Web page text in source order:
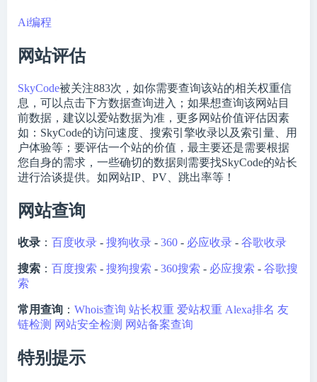
Ai编程
网站评估
SkyCode被关注883次，如你需要查询该站的相关权重信
息，可以点击下方数据查询进入；如果想查询该网站目
前数据，建议以爱站数据为准，更多网站价值评估因素
如：SkyCode的访问速度、搜索引擎收录以及索引量、用
户体验等；要评估一个站的价值，最主要还是需要根据
您自身的需求，一些确切的数据则需要找SkyCode的站长
进行洽谈提供。如网站IP、PV、跳出率等！
网站查询
收录 ： 百度收录 - 搜狗收录 - 360 - 必应收录 - 谷歌收录
搜索 ： 百度搜索 - 搜狗搜索 - 360搜索 - 必应搜索 - 谷歌搜
索
常用查询 ： Whois查询 站长权重 爱站权重 Alexa排名 友
链检测 网站安全检测 网站备案查询
特别提示